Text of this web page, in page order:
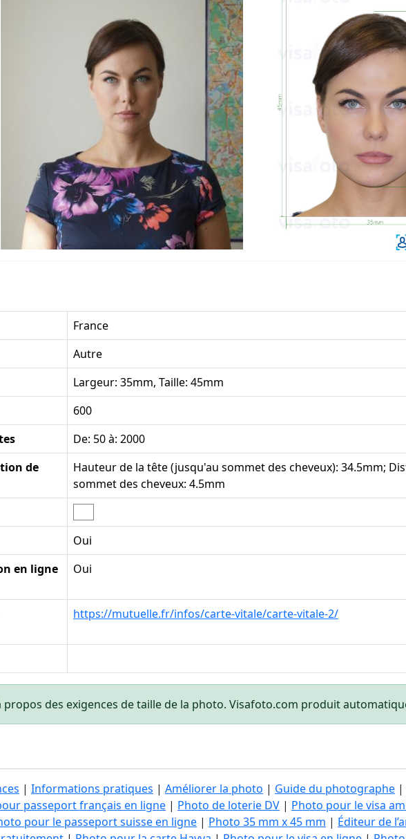
France
Autre
Largeur: 35mm, Taille: 45mm
600
De: 50 à: 2000
de
Hauteur de la tête (jusqu'au sommet des cheveux): 34.5mm;
sommet des cheveux: 4.5mm
Oui
en ligne
Oui
https://mutuelle.fr/infos/carte-vitale/carte-vitale-2/
propos des exigences de taille de la photo. Visafoto.com produit
| Informations pratiques | Améliorer la photo | Guide du photographe |
passeport français en ligne | Photo de loterie DV | Photo pour le visa
pour le passeport suisse en ligne | Photo 35 mm x 45 mm | Éditeur de